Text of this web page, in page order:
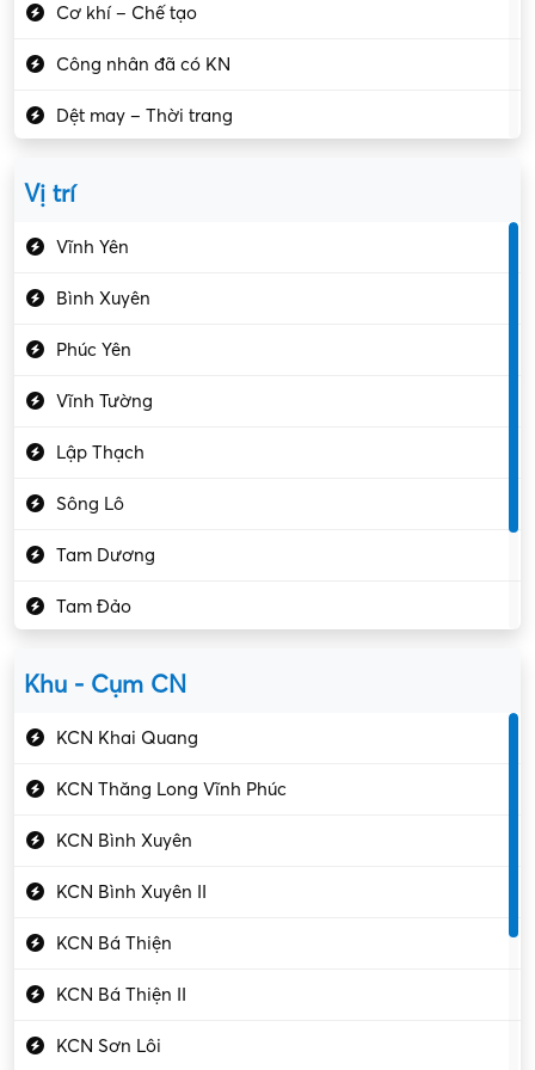
Cơ khí – Chế tạo
Công nhân đã có KN
Dệt may – Thời trang
Kiểm soát chất lượng
Kỹ sư cơ khí
Kỹ sư điện
Kỹ thuật cao
Kỹ thuật mạng – IT
Làm bán thời gian
Lao động phổ thông
Lập trình – Phát triển
Luật – Công chứng
Vị trí
Vĩnh Yên
Bình Xuyên
Phúc Yên
Vĩnh Tường
Lập Thạch
Sông Lô
Tam Dương
Tam Đảo
Khu - Cụm CN
KCN Khai Quang
KCN Thăng Long Vĩnh Phúc
KCN Bình Xuyên
KCN Bình Xuyên II
KCN Bá Thiện
KCN Bá Thiện II
KCN Sơn Lôi